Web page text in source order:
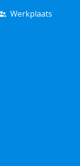
Werkplaats